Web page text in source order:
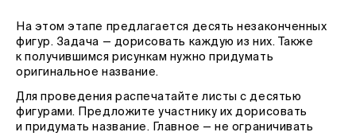
На этом этапе предлагается десять незаконченных
фигур. Задача — дорисовать каждую из них. Также
к получившимся рисункам нужно придумать
оригинальное название.
Для проведения распечатайте листы с десятью
фигурами. Предложите участнику их дорисовать
и придумать название. Главное — не ограничивать